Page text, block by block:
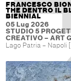
FRANCESCO
THE DENTRO IL
BIENNIAL
05 Lug 2026
STUDIO 5
CREATIVO – ART
Lago Patria – Napoli